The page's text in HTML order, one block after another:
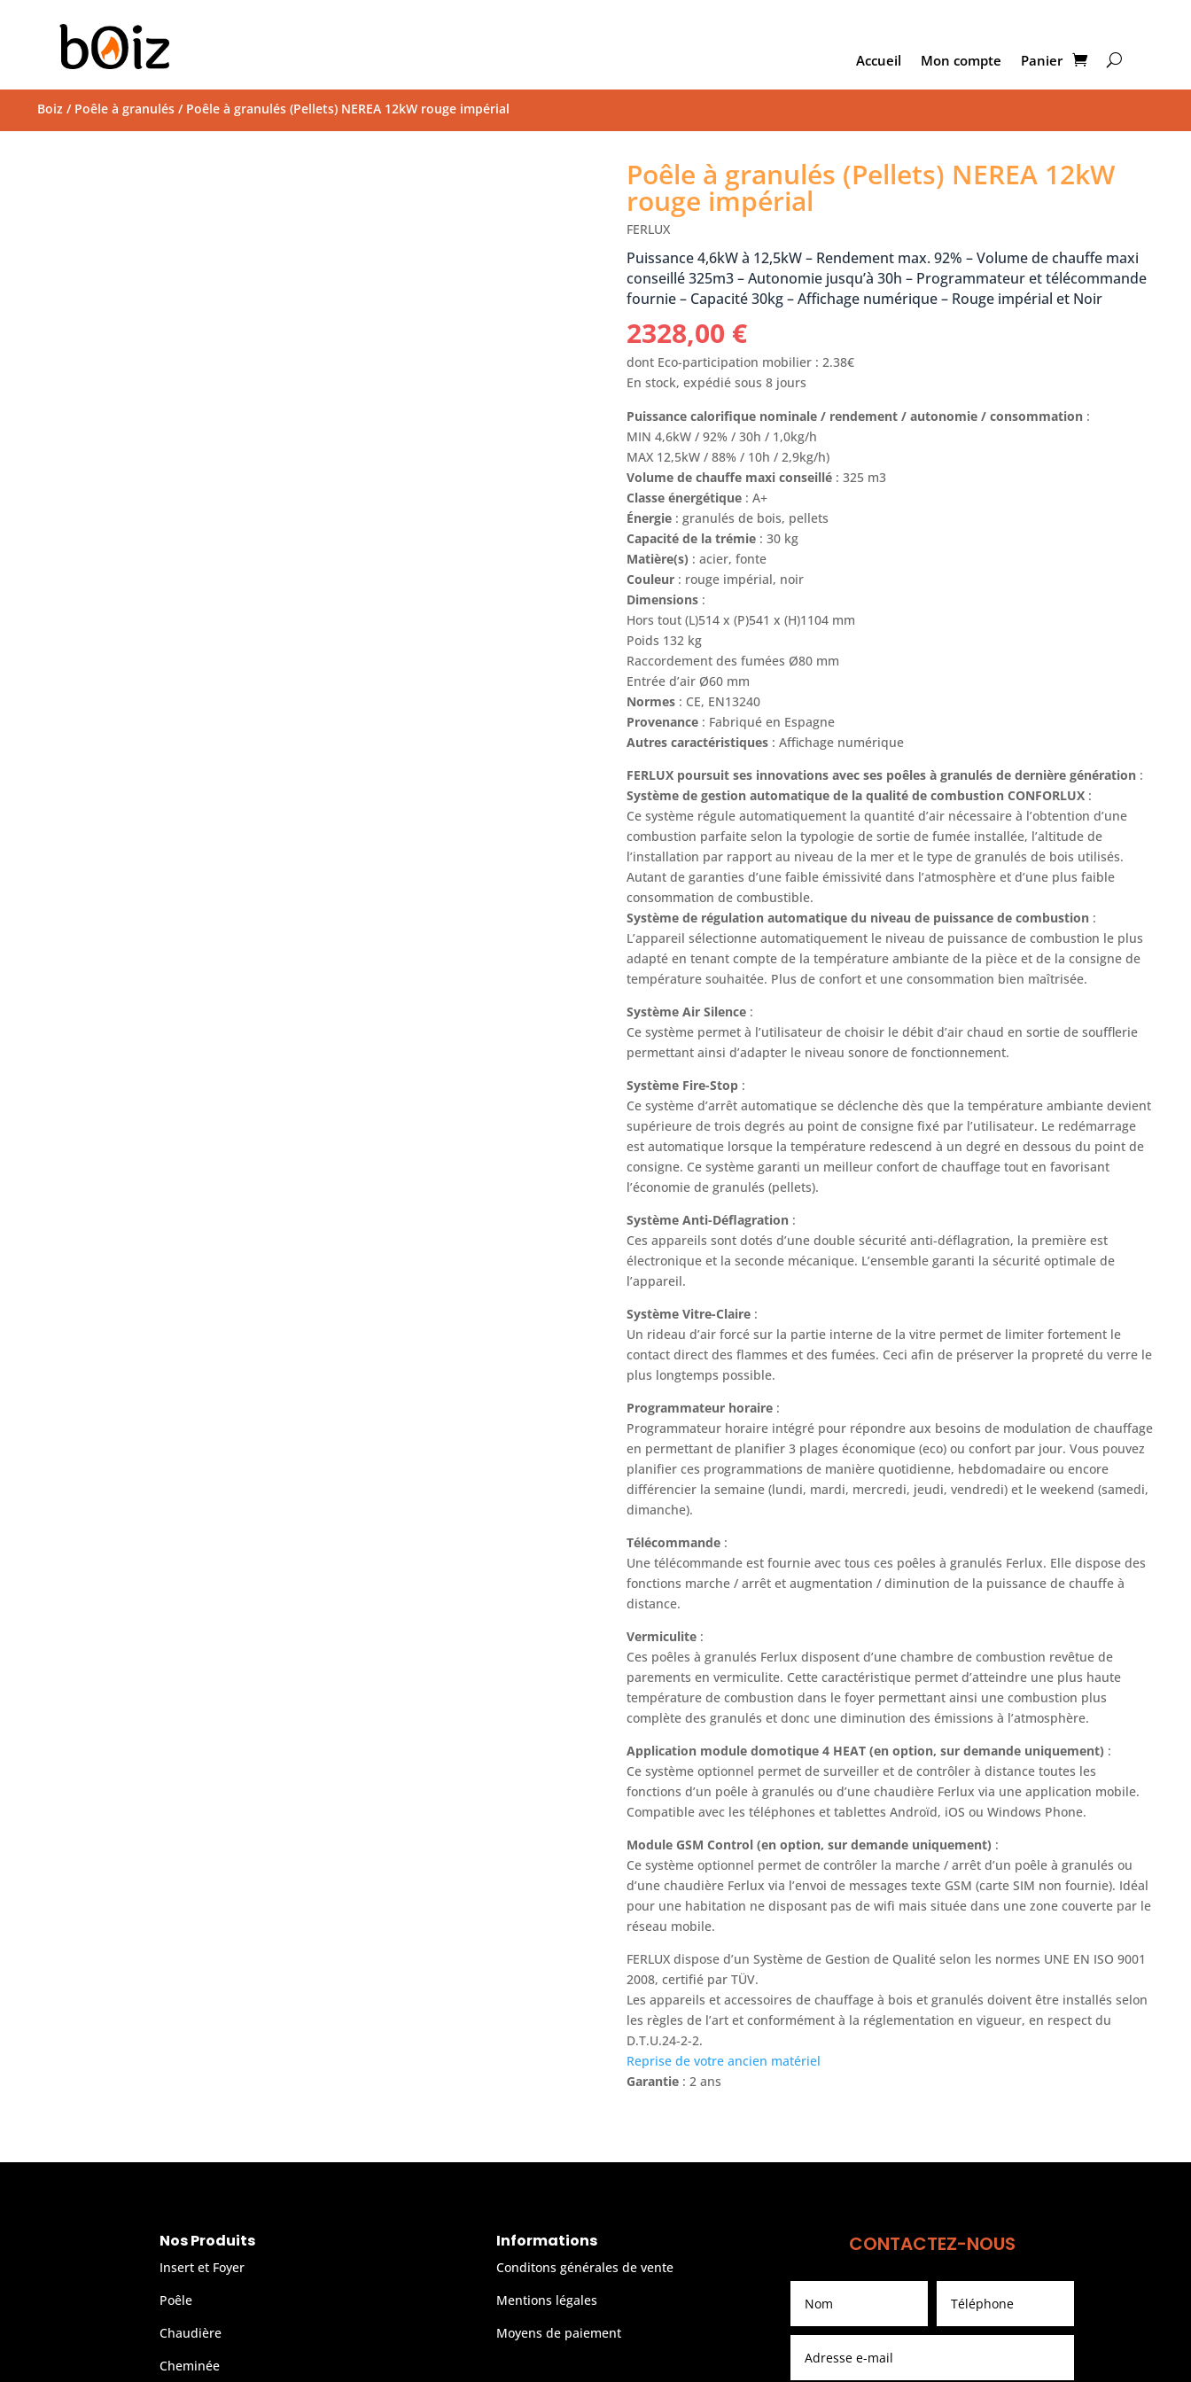
Accueil Mon compte Panier
Boiz / Poêle à granulés / Poêle à granulés (Pellets) NEREA 12kW rouge impérial
Poêle à granulés (Pellets) NEREA 12kW
rouge impérial
FERLUX
Puissance 4,6kW à 12,5kW – Rendement max. 92% – Volume de chauffe maxi
conseillé 325m3 – Autonomie jusqu’à 30h – Programmateur et télécommande
fournie – Capacité 30kg – Affichage numérique – Rouge impérial et Noir
2328,00 €
dont Eco-participation mobilier : 2.38€
En stock, expédié sous 8 jours
Puissance calorifique nominale / rendement / autonomie / consommation :
MIN 4,6kW / 92% / 30h / 1,0kg/h
MAX 12,5kW / 88% / 10h / 2,9kg/h)
Volume de chauffe maxi conseillé : 325 m3
Classe énergétique : A+
Énergie : granulés de bois, pellets
Capacité de la trémie : 30 kg
Matière(s) : acier, fonte
Couleur : rouge impérial, noir
Dimensions :
Hors tout (L)514 x (P)541 x (H)1104 mm
Poids 132 kg
Raccordement des fumées Ø80 mm
Entrée d’air Ø60 mm
Normes : CE, EN13240
Provenance : Fabriqué en Espagne
Autres caractéristiques : Affichage numérique
FERLUX poursuit ses innovations avec ses poêles à granulés de dernière génération :
Système de gestion automatique de la qualité de combustion CONFORLUX :
Ce système régule automatiquement la quantité d’air nécessaire à l’obtention d’une
combustion parfaite selon la typologie de sortie de fumée installée, l’altitude de
l’installation par rapport au niveau de la mer et le type de granulés de bois utilisés.
Autant de garanties d’une faible émissivité dans l’atmosphère et d’une plus faible
consommation de combustible.
Système de régulation automatique du niveau de puissance de combustion :
L’appareil sélectionne automatiquement le niveau de puissance de combustion le plus
adapté en tenant compte de la température ambiante de la pièce et de la consigne de
température souhaitée. Plus de confort et une consommation bien maîtrisée.
Système Air Silence :
Ce système permet à l’utilisateur de choisir le débit d’air chaud en sortie de soufflerie
permettant ainsi d’adapter le niveau sonore de fonctionnement.
Système Fire-Stop :
Ce système d’arrêt automatique se déclenche dès que la température ambiante devient
supérieure de trois degrés au point de consigne fixé par l’utilisateur. Le redémarrage
est automatique lorsque la température redescend à un degré en dessous du point de
consigne. Ce système garanti un meilleur confort de chauffage tout en favorisant
l’économie de granulés (pellets).
Système Anti-Déflagration :
Ces appareils sont dotés d’une double sécurité anti-déflagration, la première est
électronique et la seconde mécanique. L’ensemble garanti la sécurité optimale de
l’appareil.
Système Vitre-Claire :
Un rideau d’air forcé sur la partie interne de la vitre permet de limiter fortement le
contact direct des flammes et des fumées. Ceci afin de préserver la propreté du verre le
plus longtemps possible.
Programmateur horaire :
Programmateur horaire intégré pour répondre aux besoins de modulation de chauffage
en permettant de planifier 3 plages économique (eco) ou confort par jour. Vous pouvez
planifier ces programmations de manière quotidienne, hebdomadaire ou encore
différencier la semaine (lundi, mardi, mercredi, jeudi, vendredi) et le weekend (samedi,
dimanche).
Télécommande :
Une télécommande est fournie avec tous ces poêles à granulés Ferlux. Elle dispose des
fonctions marche / arrêt et augmentation / diminution de la puissance de chauffe à
distance.
Vermiculite :
Ces poêles à granulés Ferlux disposent d’une chambre de combustion revêtue de
parements en vermiculite. Cette caractéristique permet d’atteindre une plus haute
température de combustion dans le foyer permettant ainsi une combustion plus
complète des granulés et donc une diminution des émissions à l’atmosphère.
Application module domotique 4 HEAT (en option, sur demande uniquement) :
Ce système optionnel permet de surveiller et de contrôler à distance toutes les
fonctions d’un poêle à granulés ou d’une chaudière Ferlux via une application mobile.
Compatible avec les téléphones et tablettes Androïd, iOS ou Windows Phone.
Module GSM Control (en option, sur demande uniquement) :
Ce système optionnel permet de contrôler la marche / arrêt d’un poêle à granulés ou
d’une chaudière Ferlux via l’envoi de messages texte GSM (carte SIM non fournie). Idéal
pour une habitation ne disposant pas de wifi mais située dans une zone couverte par le
réseau mobile.
FERLUX dispose d’un Système de Gestion de Qualité selon les normes UNE EN ISO 9001
2008, certifié par TÜV.
Les appareils et accessoires de chauffage à bois et granulés doivent être installés selon
les règles de l’art et conformément à la réglementation en vigueur, en respect du
D.T.U.24-2-2.
Reprise de votre ancien matériel
Garantie : 2 ans
Nos Produits
Insert et Foyer
Poêle
Chaudière
Cheminée
Informations
Conditons générales de vente
Mentions légales
Moyens de paiement
CONTACTEZ-NOUS